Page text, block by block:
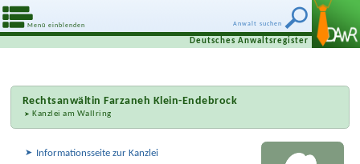
Anwalt suchen
Menü einblenden
Deutsches Anwaltsregister
RechtsanwältinFarzaneh Klein-Endebrock
Kanzlei am Wallring
Informationsseite zur Kanzlei